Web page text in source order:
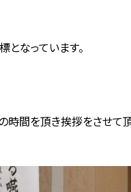
なっています。
間を頂き挨拶をさせて頂